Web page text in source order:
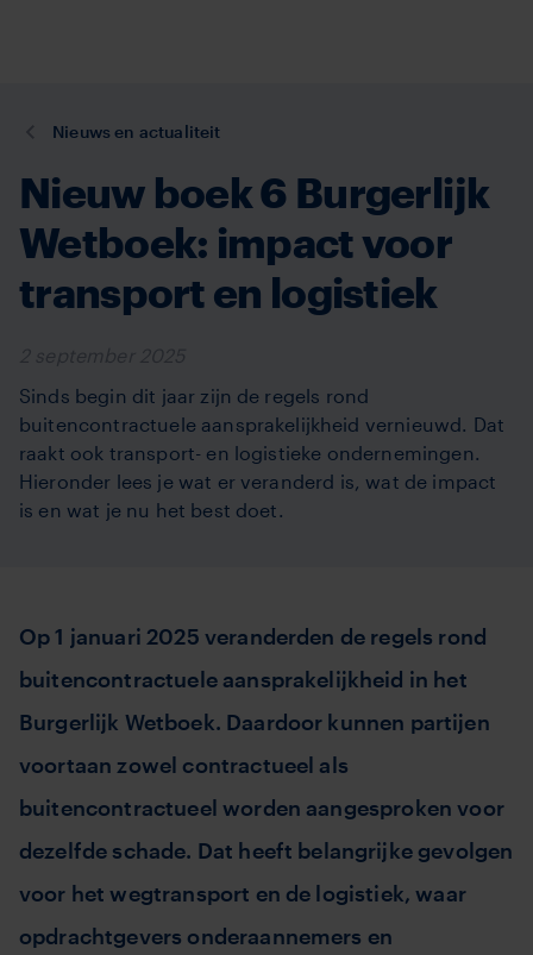
inhoud
here:
Nieuws en actualiteit
Nieuw boek 6 Burgerlijk
Wetboek: impact voor
transport en logistiek
Sinds begin dit jaar zijn de regels rond
buitencontractuele aansprakelijkheid vernieuwd. Dat
raakt ook transport- en logistieke ondernemingen.
Hieronder lees je wat er veranderd is, wat de impact
is en wat je nu het best doet.
Op 1 januari 2025 veranderden de regels rond
buitencontractuele aansprakelijkheid in het
Burgerlijk Wetboek. Daardoor kunnen partijen
voortaan zowel contractueel als
buitencontractueel worden aangesproken voor
dezelfde schade. Dat heeft belangrijke gevolgen
voor het wegtransport en de logistiek, waar
opdrachtgevers onderaannemers en